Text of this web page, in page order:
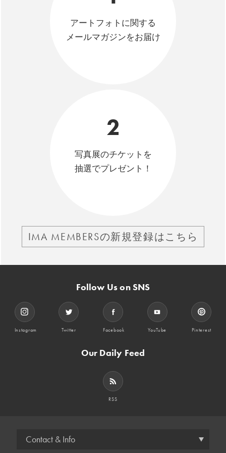
アートフォトに関する
メールマガジンをお届け
2
写真展のチケットを
抽選でプレゼント！
IMA MEMBERSの新規登録はこちら
Follow Us on SNS
Instagram Twitter Facebook YouTube Pinterest
Our Daily Feed
RSS
Contact & Info